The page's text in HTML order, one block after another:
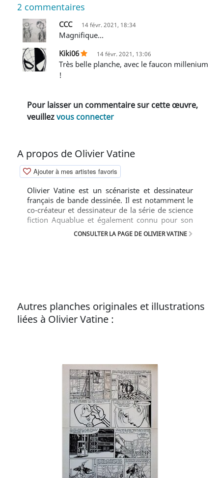
2 commentaires
CCC 14 févr. 2021, 18:34
Magnifique...
Kiki06
14 févr. 2021, 13:06
Très belle planche, avec le faucon millenium
!
Pour laisser un commentaire sur cette œuvre,
veuillezvous connecter
A propos de Olivier Vatine
Ajouter à mes artistes favoris
Olivier Vatine est un scénariste et dessinateur
français de bande dessinée. Il est notamment le
co-créateur et dessinateur de la série de science
fiction Aquablue et également connu pour son
travail sur les comics Star Wars.
CONSULTER LA PAGE DE OLIVIER VATINE
Autres planches originales et illustrations
liées à Olivier Vatine :